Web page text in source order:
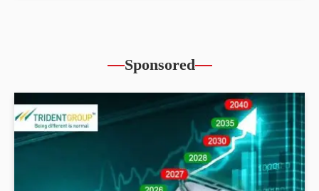
Sponsored